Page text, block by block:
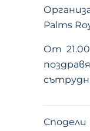
Palms
От
Сподели